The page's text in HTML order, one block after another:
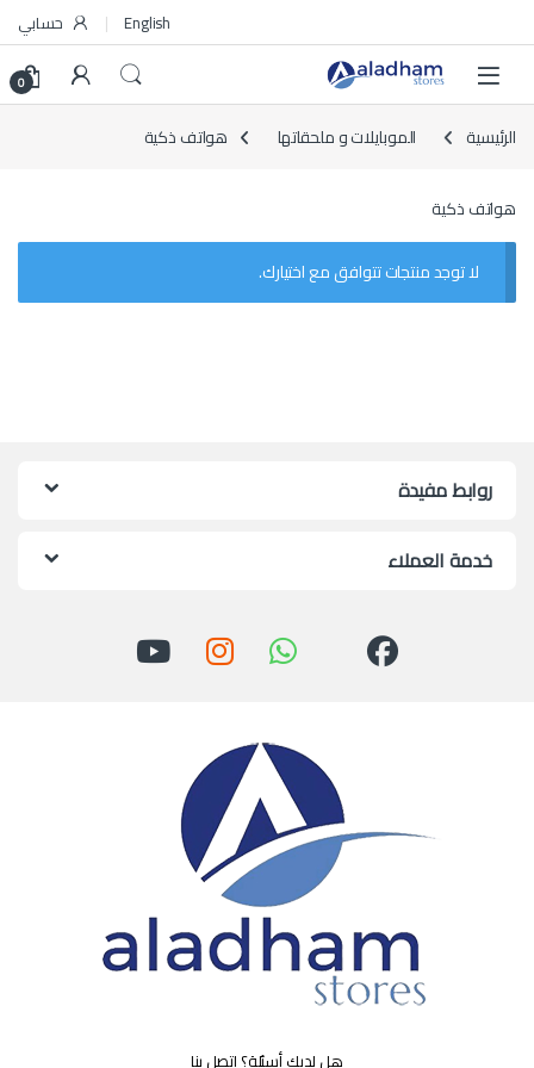
English حسابي
0
الرئيسية الموبايلات و ملحقاتها هواتف ذكية
هواتف ذكية
لا توجد منتجات تتوافق مع اختيارك.
روابط مفيدة
خدمة العملاء
هل لديك أسئلة؟ اتصل بنا